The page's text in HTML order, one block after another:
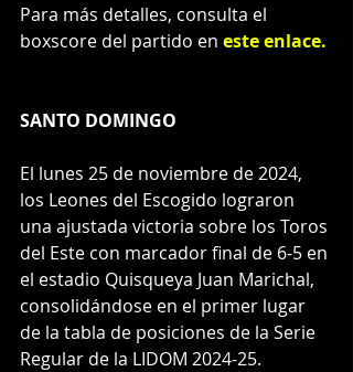
Para más detalles, consulta el
boxscore del partido en este enlace.
SANTO DOMINGO
El lunes 25 de noviembre de 2024,
los Leones del Escogido lograron
una ajustada victoria sobre los Toros
del Este con marcador final de 6-5 en
el estadio Quisqueya Juan Marichal,
consolidándose en el primer lugar
de la tabla de posiciones de la Serie
Regular de la LIDOM 2024-25.